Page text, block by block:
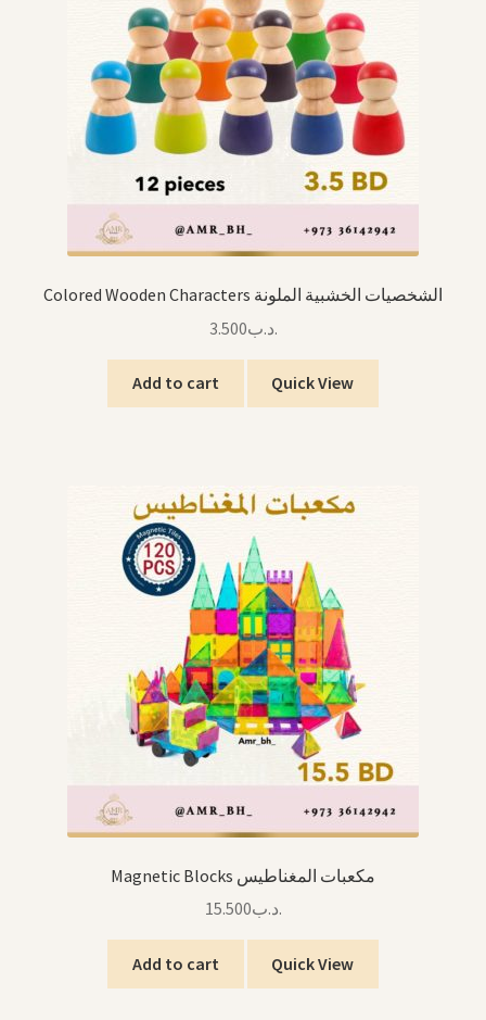
Colored Wooden Characters الشخصيات الخشبية الملونة
.د.ب3.500
Add to cart Quick View
Magnetic Blocks مكعبات المغناطيس
.د.ب15.500
Add to cart Quick View